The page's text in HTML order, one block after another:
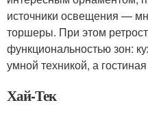
источники освещения —
торшеры. При этом
функциональностью зон:
умной техникой, а
Хай-Тек